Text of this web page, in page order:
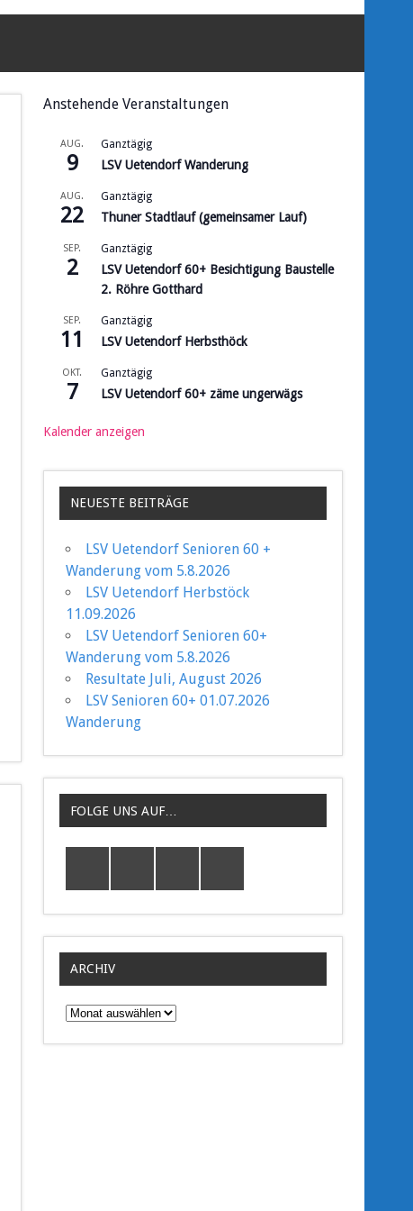
Anstehende Veranstaltungen
AUG.
9
Ganztägig
LSV Uetendorf Wanderung
AUG.
22
Ganztägig
Thuner Stadtlauf (gemeinsamer Lauf)
SEP.
2
Ganztägig
LSV Uetendorf 60+ Besichtigung Baustelle
2. Röhre Gotthard
SEP.
11
Ganztägig
LSV Uetendorf Herbsthöck
OKT.
7
Ganztägig
LSV Uetendorf 60+ zäme ungerwägs
Kalender anzeigen
NEUESTE BEITRÄGE
LSV Uetendorf Senioren 60 +
Wanderung vom 5.8.2026
LSV Uetendorf Herbstöck
11.09.2026
LSV Uetendorf Senioren 60+
Wanderung vom 5.8.2026
Resultate Juli, August 2026
LSV Senioren 60+ 01.07.2026
Wanderung
FOLGE UNS AUF…
ARCHIV
Archiv